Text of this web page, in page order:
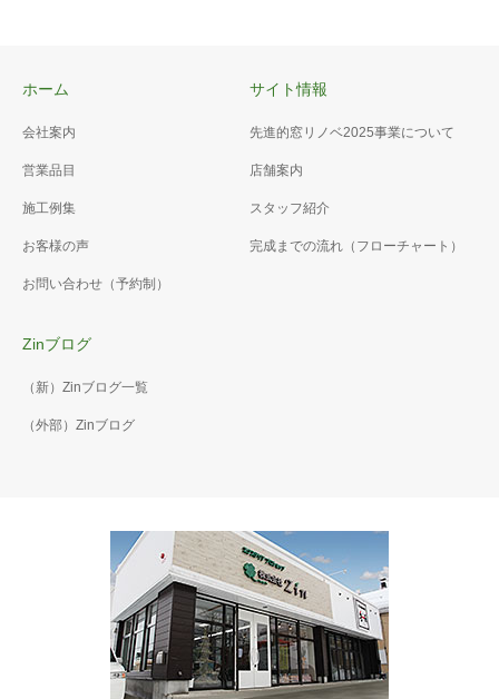
ホーム
会社案内
営業品目
施工例集
お客様の声
お問い合わせ（予約制）
サイト情報
先進的窓リノベ2025事業について
店舗案内
スタッフ紹介
完成までの流れ（フローチャート）
Zinブログ
（新）Zinブログ一覧
（外部）Zinブログ